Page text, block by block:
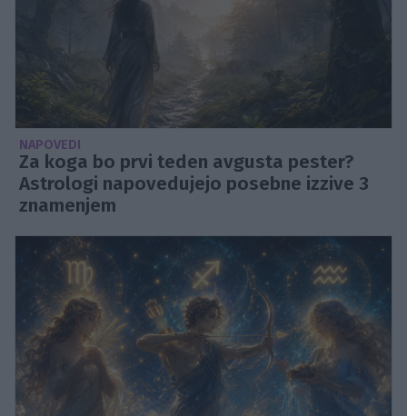
NAPOVEDI
Za koga bo prvi teden avgusta pester?
Astrologi napovedujejo posebne izzive 3
znamenjem